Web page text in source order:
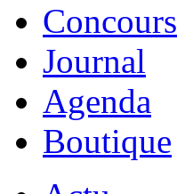
Concours
Journal
Agenda
Boutique